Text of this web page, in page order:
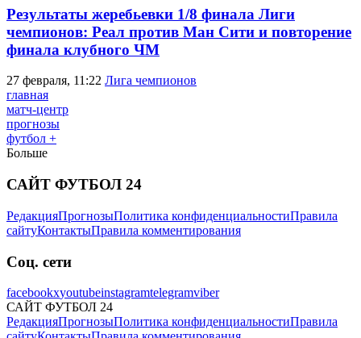
Результаты жеребьевки 1/8 финала Лиги
чемпионов: Реал против Ман Сити и повторение
финала клубного ЧМ
27 февраля, 11:22 Лига чемпионов
главная
матч-центр
прогнозы
футбол +
Больше
САЙТ ФУТБОЛ 24
РедакцияПрогнозыПолитика конфиденциальностиПравила
сайтуКонтактыПравила комментирования
Соц. сети
facebookxyoutubeinstagramtelegramviber
САЙТ ФУТБОЛ 24
РедакцияПрогнозыПолитика конфиденциальностиПравила